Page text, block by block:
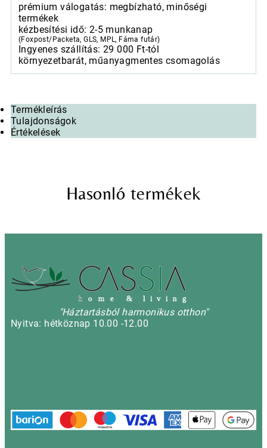
prémium válogatás: megbízható, minőségi
termékek
kézbesítési idő: 2-5 munkanap
(Foxpost/Packeta, GLS, MPL, Fáma futár)
Ingyenes szállítás: 29 000 Ft-tól
környezetbarát, műanyagmentes csomagolás
Termékleírás
Tulajdonságok
Értékelések
Hasonló termékek
h o m e & l i v i n g
"Háztartásból harmonikus otthon"
Nyitva: hétköznap 10.00 -12.00